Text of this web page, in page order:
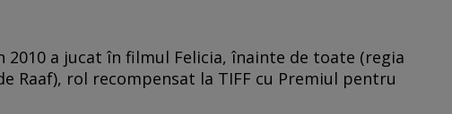
2010 a jucat în filmul Felicia, înainte de toate (regia
Raaf), rol recompensat la TIFF cu Premiul pentru